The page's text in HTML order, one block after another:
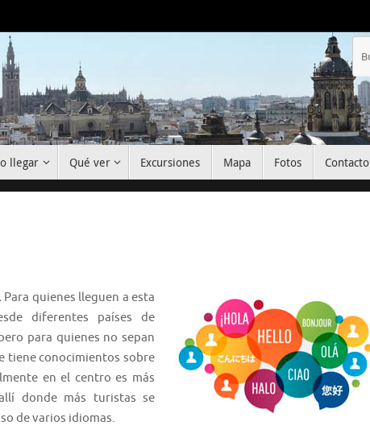
llegar Qué ver Excursiones Mapa Fotos Contacto
Para quienes lleguen a esta
diferentes países de
para quienes no sepan
tiene conocimientos sobre
en el centro es más
donde más turistas se
de varios idiomas.